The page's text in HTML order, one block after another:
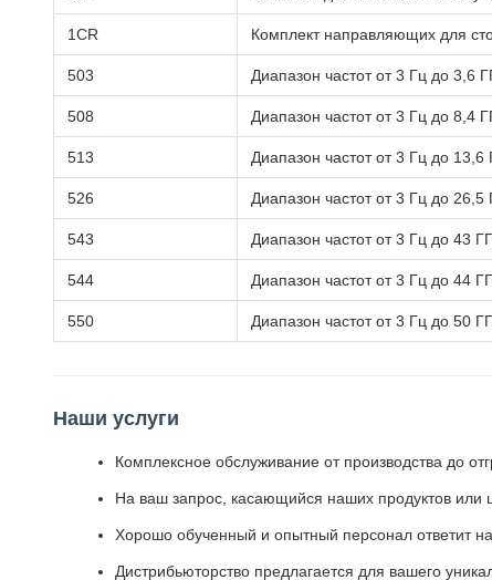
1CR Комплект направляющих для
503 Диапазон частот от 3 Гц до 3,6
508 Диапазон частот от 3 Гц до 8,4
513 Диапазон частот от 3 Гц до 13,6
526 Диапазон частот от 3 Гц до 26,5
543 Диапазон частот от 3 Гц до 43
544 Диапазон частот от 3 Гц до 44
550 Диапазон частот от 3 Гц до 50
Наши услуги
Комплексное обслуживание от производства до
На ваш запрос, касающийся наших продуктов или
Хорошо обученный и опытный персонал ответит
Дистрибьюторство предлагается для вашего